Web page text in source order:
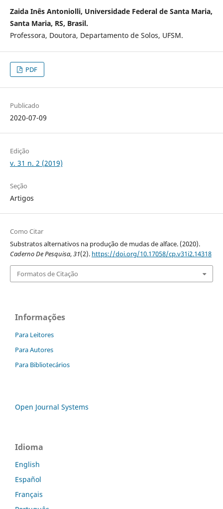
Zaida Inês Antoniolli, Universidade Federal de Santa Maria,
Santa Maria, RS, Brasil.
Professora, Doutora, Departamento de Solos, UFSM.
PDF
Publicado
2020-07-09
Edição
v. 31 n. 2 (2019)
Seção
Artigos
Como Citar
Substratos alternativos na produção de mudas de alface. (2020).
Caderno De Pesquisa,31(2). https://doi.org/10.17058/cp.v31i2.14318
Formatos de Citação
Informações
Para Leitores
Para Autores
Para Bibliotecários
Open Journal Systems
Idioma
English
Español
Français